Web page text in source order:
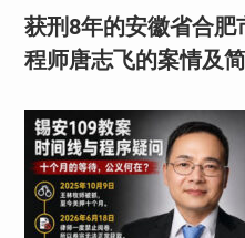
获刑8年的安徽省合
程师唐志飞的案情及